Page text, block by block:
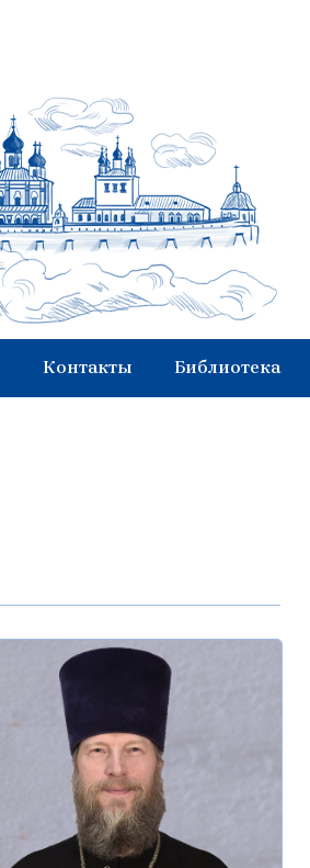
Контакты Библиотека